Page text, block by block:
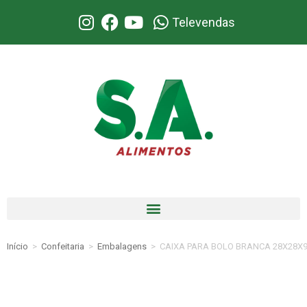
Televendas
Início > Confeitaria > Embalagens > CAIXA PARA BOLO BRANCA